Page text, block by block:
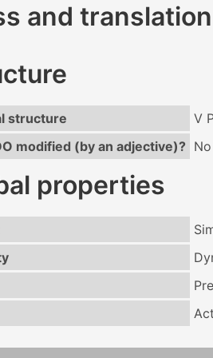
and translation
structure
V
modified (by an adjective)? No
properties